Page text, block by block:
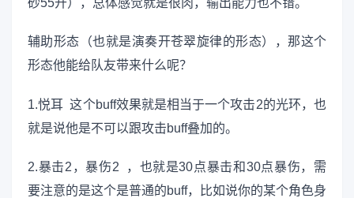
砂55开），总体感觉就是很肉，输出能力也不错。
辅助形态（也就是演奏开苍翠旋律的形态），那这个
形态他能给队友带来什么呢？
1.悦耳 这个buff效果就是相当于一个攻击2的光环，也
就是说他是不可以跟攻击buff叠加的。
2.暴击2，暴伤2 ，也就是30点暴击和30点暴伤，需
要注意的是这个是普通的buff，比如说你的某个角色身